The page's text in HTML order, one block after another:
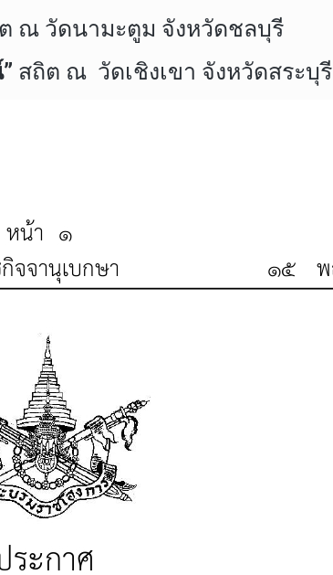
ณ วัดนามะตูม จังหวัดชลบุรี
สถิต ณ วัดเชิงเขา จังหวัดสระบุรี